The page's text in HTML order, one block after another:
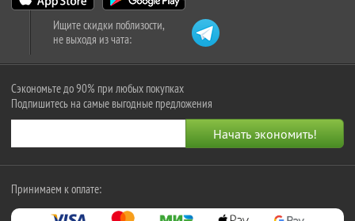
Ищите скидки поблизости,
не выходя из чата:
Сэкономьте до 90% при любых покупках
Подпишитесь на самые выгодные предложения
Принимаем к оплате: